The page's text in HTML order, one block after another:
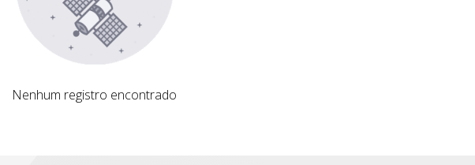
Nenhum registro encontrado